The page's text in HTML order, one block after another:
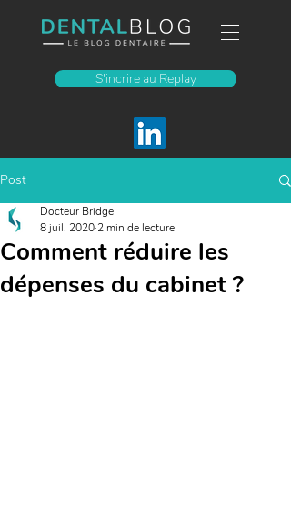
S'incrire au Replay
Post
Comment réduire les
dépenses du cabinet ?
Docteur Bridge
8 juil. 2020 2 min de lecture